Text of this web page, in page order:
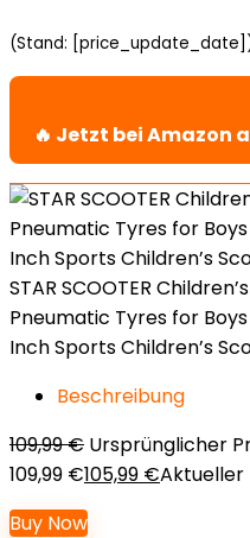
(Stand:
🔥 Jetzt bei Amazon
STAR SCOOTER
Pneumatic Tyres for
Inch Sports Children’s
Beschreibung
109,99€ Ursprünglicher
109,99 €105,99 €Aktueller
Buy Now